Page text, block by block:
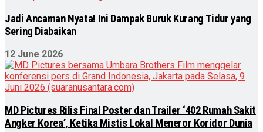
Jadi Ancaman Nyata! Ini Dampak Buruk Kurang Tidur yang
Sering Diabaikan
12 June 2026
MD Pictures Rilis Final Poster dan Trailer ‘402 Rumah Sakit
Angker Korea’, Ketika Mistis Lokal Meneror Koridor Dunia